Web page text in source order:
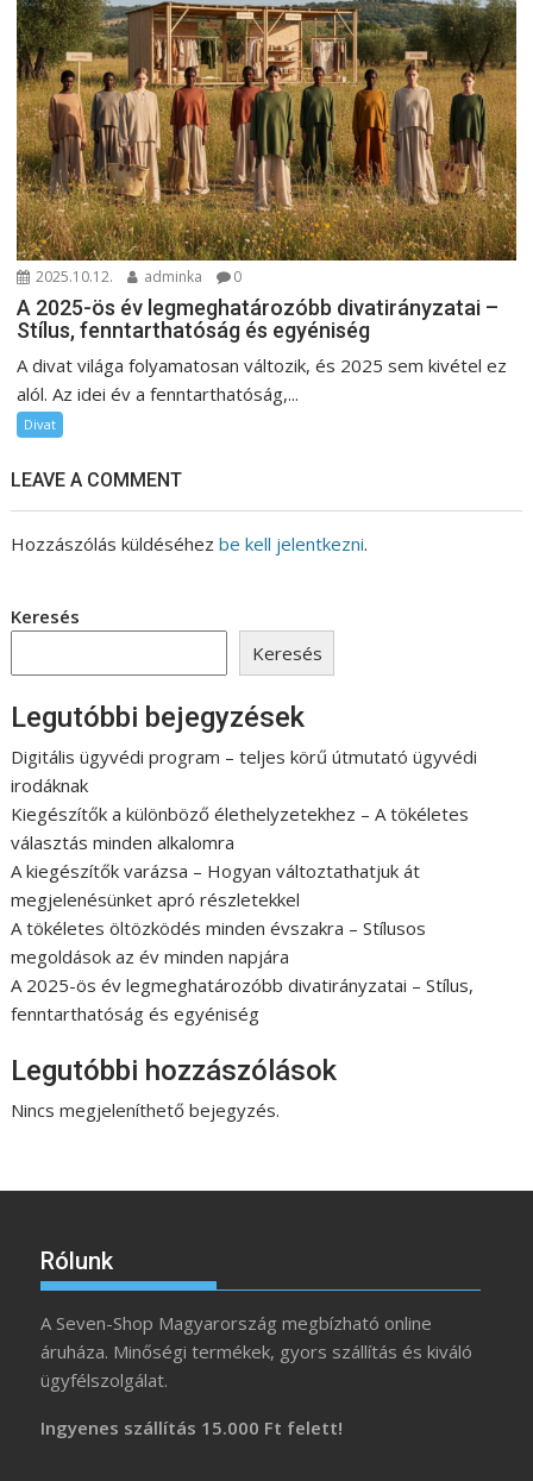
2025.10.12. adminka 0
A 2025-ös év legmeghatározóbb divatirányzatai –
Stílus, fenntarthatóság és egyéniség
A divat világa folyamatosan változik, és 2025 sem kivétel ez
alól. Az idei év a fenntarthatóság,...
Divat
LEAVE A COMMENT
Hozzászólás küldéséhezbe kell jelentkezni.
Keresés
Keresés
Legutóbbi bejegyzések
Digitális ügyvédi program – teljes körű útmutató ügyvédi
irodáknak
Kiegészítők a különböző élethelyzetekhez – A tökéletes
választás minden alkalomra
A kiegészítők varázsa – Hogyan változtathatjuk át
megjelenésünket apró részletekkel
A tökéletes öltözködés minden évszakra – Stílusos
megoldások az év minden napjára
A 2025-ös év legmeghatározóbb divatirányzatai – Stílus,
fenntarthatóság és egyéniség
Legutóbbi hozzászólások
Nincs megjeleníthető bejegyzés.
Rólunk
A Seven-Shop Magyarország megbízható online
áruháza. Minőségi termékek, gyors szállítás és kiváló
ügyfélszolgálat.
Ingyenes szállítás 15.000 Ft felett!